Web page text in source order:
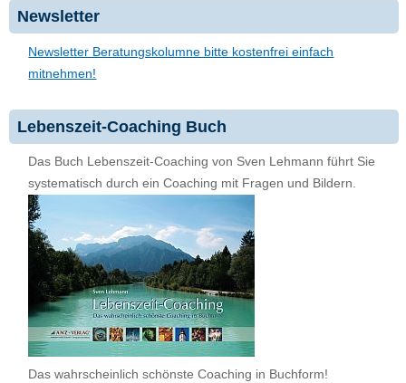
Newsletter
Newsletter Beratungskolumne bitte kostenfrei einfach
mitnehmen!
Lebenszeit-Coaching Buch
Das Buch Lebenszeit-Coaching von Sven Lehmann führt Sie
systematisch durch ein Coaching mit Fragen und Bildern.
Das wahrscheinlich schönste Coaching in Buchform!